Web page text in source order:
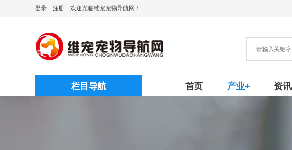
登录 注册 欢迎光临维宠宠物导航网！
栏目导航 首页 产业+ 资讯